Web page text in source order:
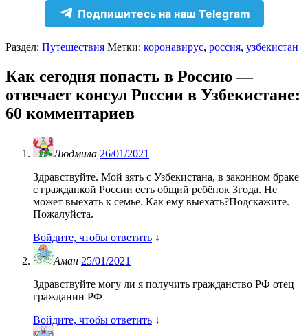
Подпишитесь на наш Telegram
Раздел: Путешествия Метки: коронавирус, россия, узбекистан
Как сегодня попасть в Россию —
отвечает консул России в Узбекистане:
60 комментариев
Людмила 26/01/2021
Здравствуйте. Мой зять с Узбекистана, в законном браке
с гражданкой России есть общий ребёнок 3года. Не
может выехать к семье. Как ему выехать?Подскажите.
Пожалуйста.
Войдите, чтобы ответить ↓
Аман 25/01/2021
Здравствуйте могу ли я получить гражданство РФ отец
гражданин РФ
Войдите, чтобы ответить ↓